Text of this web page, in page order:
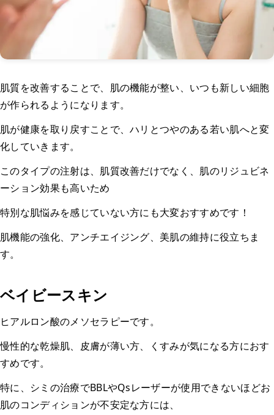
肌質を改善することで、肌の機能が整い、いつも新しい細胞
が作られるようになります。
肌が健康を取り戻すことで、ハリとつやのある若い肌へと変
化していきます。
このタイプの注射は、肌質改善だけでなく、肌のリジュビネ
ーション効果も高いため
特別な肌悩みを感じていない方にも大変おすすめです！
肌機能の強化、アンチエイジング、美肌の維持に役立ちま
す。
ベイビースキン
ヒアルロン酸のメソセラピーです。
慢性的な乾燥肌、皮膚が薄い方、くすみが気になる方におす
すめです。
特に、シミの治療でBBLやQsレーザーが使用できないほどお
肌のコンディションが不安定な方には、